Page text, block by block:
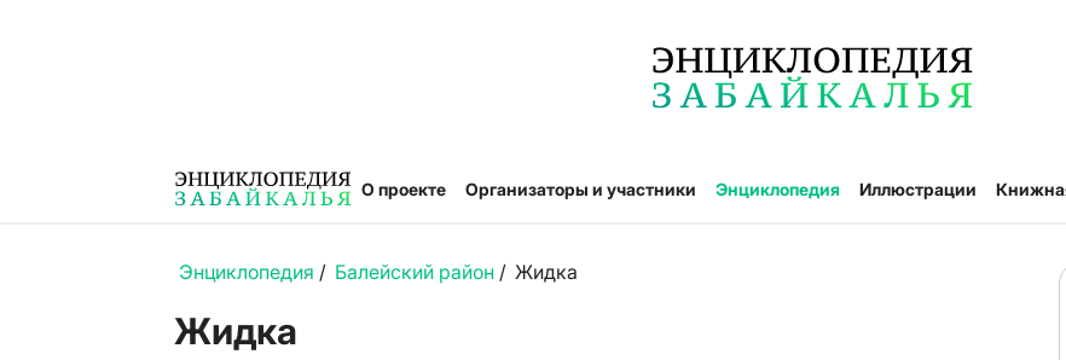
О проекте Организаторы и участники Энциклопедия Иллюстрации
Энциклопедия / Балейский район / Жидка
Жидка